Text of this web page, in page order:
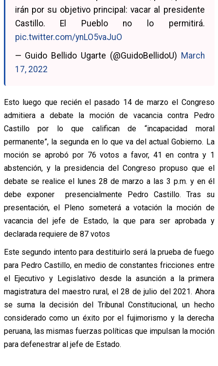
irán por su objetivo principal: vacar al presidente
Castillo. El Pueblo no lo permitirá.
pic.twitter.com/ynLO5vaJuO
— Guido Bellido Ugarte (@GuidoBellidoU) March
17, 2022
Esto luego que recién el pasado 14 de marzo el Congreso
admitiera a debate la moción de vacancia contra Pedro
Castillo por lo que califican de “incapacidad moral
permanente”, la segunda en lo que va del actual Gobierno. La
moción se aprobó por 76 votos a favor, 41 en contra y 1
abstención, y la presidencia del Congreso propuso que el
debate se realice el lunes 28 de marzo a las 3 p.m. y en él
debe exponer presencialmente Pedro Castillo. Tras su
presentación, el Pleno someterá a votación la moción de
vacancia del jefe de Estado, la que para ser aprobada y
declarada requiere de 87 votos
Este segundo intento para destituirlo será la prueba de fuego
para Pedro Castillo, en medio de constantes fricciones entre
el Ejecutivo y Legislativo desde la asunción a la primera
magistratura del maestro rural, el 28 de julio del 2021. Ahora
se suma la decisión del Tribunal Constitucional, un hecho
considerado como un éxito por el fujimorismo y la derecha
peruana, las mismas fuerzas políticas que impulsan la moción
para defenestrar al jefe de Estado.